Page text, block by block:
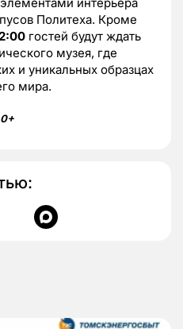
Политеха. Кроме
гостей будут ждать
музея, где
и уникальных образцах
мира.